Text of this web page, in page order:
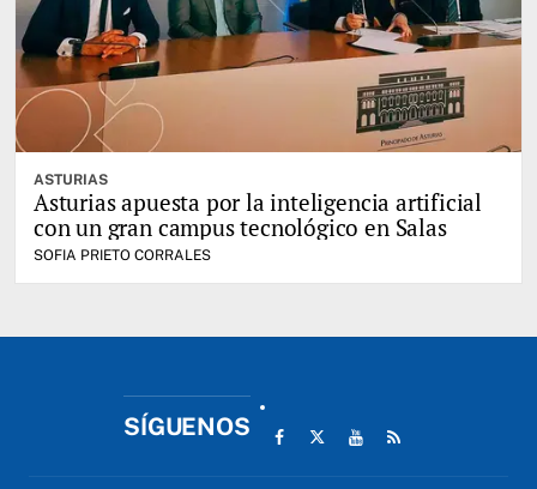
ASTURIAS
Asturias apuesta por la inteligencia artificial
con un gran campus tecnológico en Salas
SOFIA PRIETO CORRALES
SÍGUENOS